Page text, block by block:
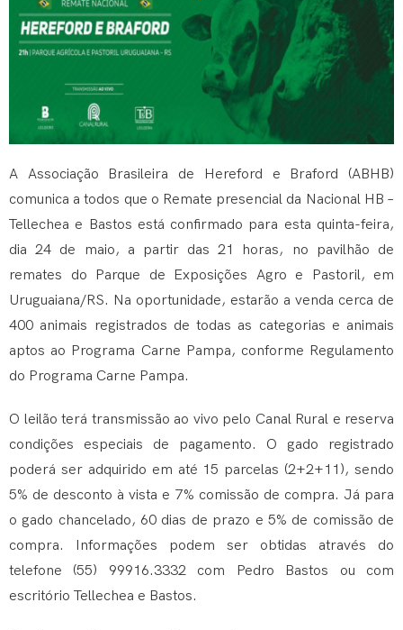
A Associação Brasileira de Hereford e Braford (ABHB)
comunica a todos que o Remate presencial da Nacional HB –
Tellechea e Bastos está confirmado para esta quinta-feira,
dia 24 de maio, a partir das 21 horas, no pavilhão de
remates do Parque de Exposições Agro e Pastoril, em
Uruguaiana/RS. Na oportunidade, estarão a venda cerca de
400 animais registrados de todas as categorias e animais
aptos ao Programa Carne Pampa, conforme Regulamento
do Programa Carne Pampa.
O leilão terá transmissão ao vivo pelo Canal Rural e reserva
condições especiais de pagamento. O gado registrado
poderá ser adquirido em até 15 parcelas (2+2+11), sendo
5% de desconto à vista e 7% comissão de compra. Já para
o gado chancelado, 60 dias de prazo e 5% de comissão de
compra. Informações podem ser obtidas através do
telefone (55) 99916.3332 com Pedro Bastos ou com
escritório Tellechea e Bastos.